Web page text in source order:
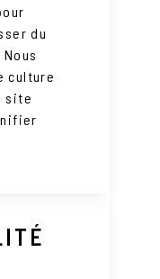
du
culture
site